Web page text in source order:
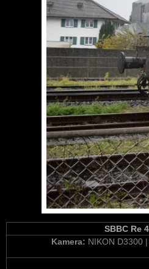
SBBC Re
Kamera: NIKON D3300 |